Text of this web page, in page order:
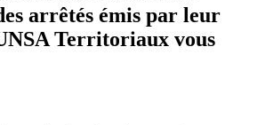
arrêtés émis par leur
Territoriaux vous